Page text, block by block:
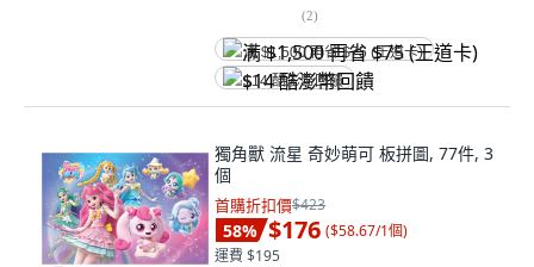
(2)
满 $1,500 再省 $75 (王道卡)
$14 酷澎幣回饋
獨角獸 流星 奇妙萌可 板拼圖, 77件, 3
個
首購折扣價$423
58% $176 ($58.67/1個)
運費 $195